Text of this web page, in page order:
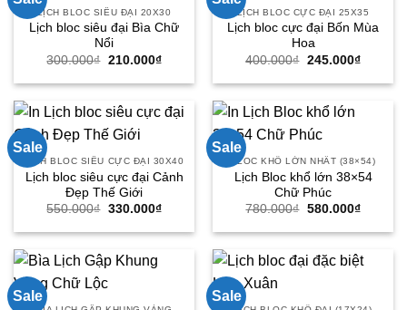
LỊCH BLOC SIÊU ĐẠI 20X30
Lịch bloc siêu đại Bìa Chữ
Nổi
300.000₫ Giá
là:
210.000₫Giá
tại
210.000₫.
LỊCH BLOC CỰC ĐẠI 25X35
Lịch bloc cực đại Bốn Mùa
Hoa
400.000₫ Giá
là:
245.000₫Giá
tại
Sale
LỊCH BLOC SIÊU CỰC ĐẠI 30X40
Lịch bloc siêu cực đại Cảnh
Đẹp Thế Giới
550.000₫ Giá
là:
330.000₫Giá
tại
330.000₫.
Sale
BLOC KHỔ LỚN NHẤT (38×54)
Lịch Bloc khổ lớn 38×54
Chữ Phúc
780.000₫ Giá
là:
580.000₫Giá
tại
Sale Sale